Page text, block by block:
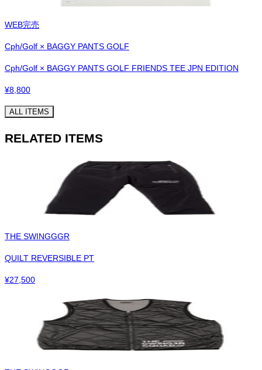
WEB完売
Cph/Golf × BAGGY PANTS GOLF
Cph/Golf × BAGGY PANTS GOLF FRIENDS TEE JPN EDITION
¥8,800
ALL ITEMS
RELATED ITEMS
THE SWINGGGR
QUILT REVERSIBLE PT
¥27,500